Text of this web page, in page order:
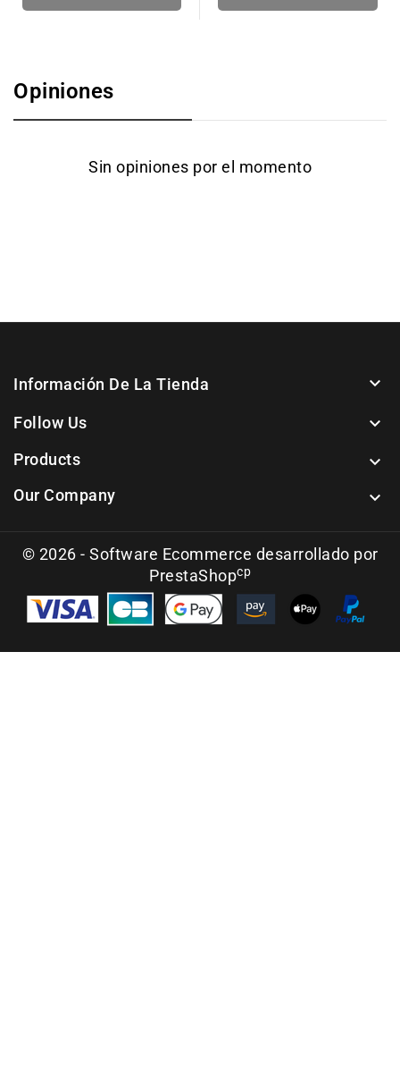
Opiniones
Sin opiniones por el momento
Información De La Tienda 
Follow Us 
Products 
Our Company 
© 2026 - Software Ecommerce desarrollado por
PrestaShopcp